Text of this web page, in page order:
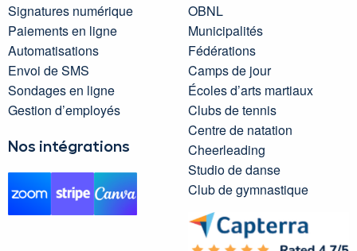
Signatures numérique
Paiements en ligne
Automatisations
Envoi de SMS
Sondages en ligne
Gestion d’employés
Nos intégrations
OBNL
Municipalités
Fédérations
Camps de jour
Écoles d’arts martiaux
Clubs de tennis
Centre de natation
Cheerleading
Studio de danse
Club de gymnastique